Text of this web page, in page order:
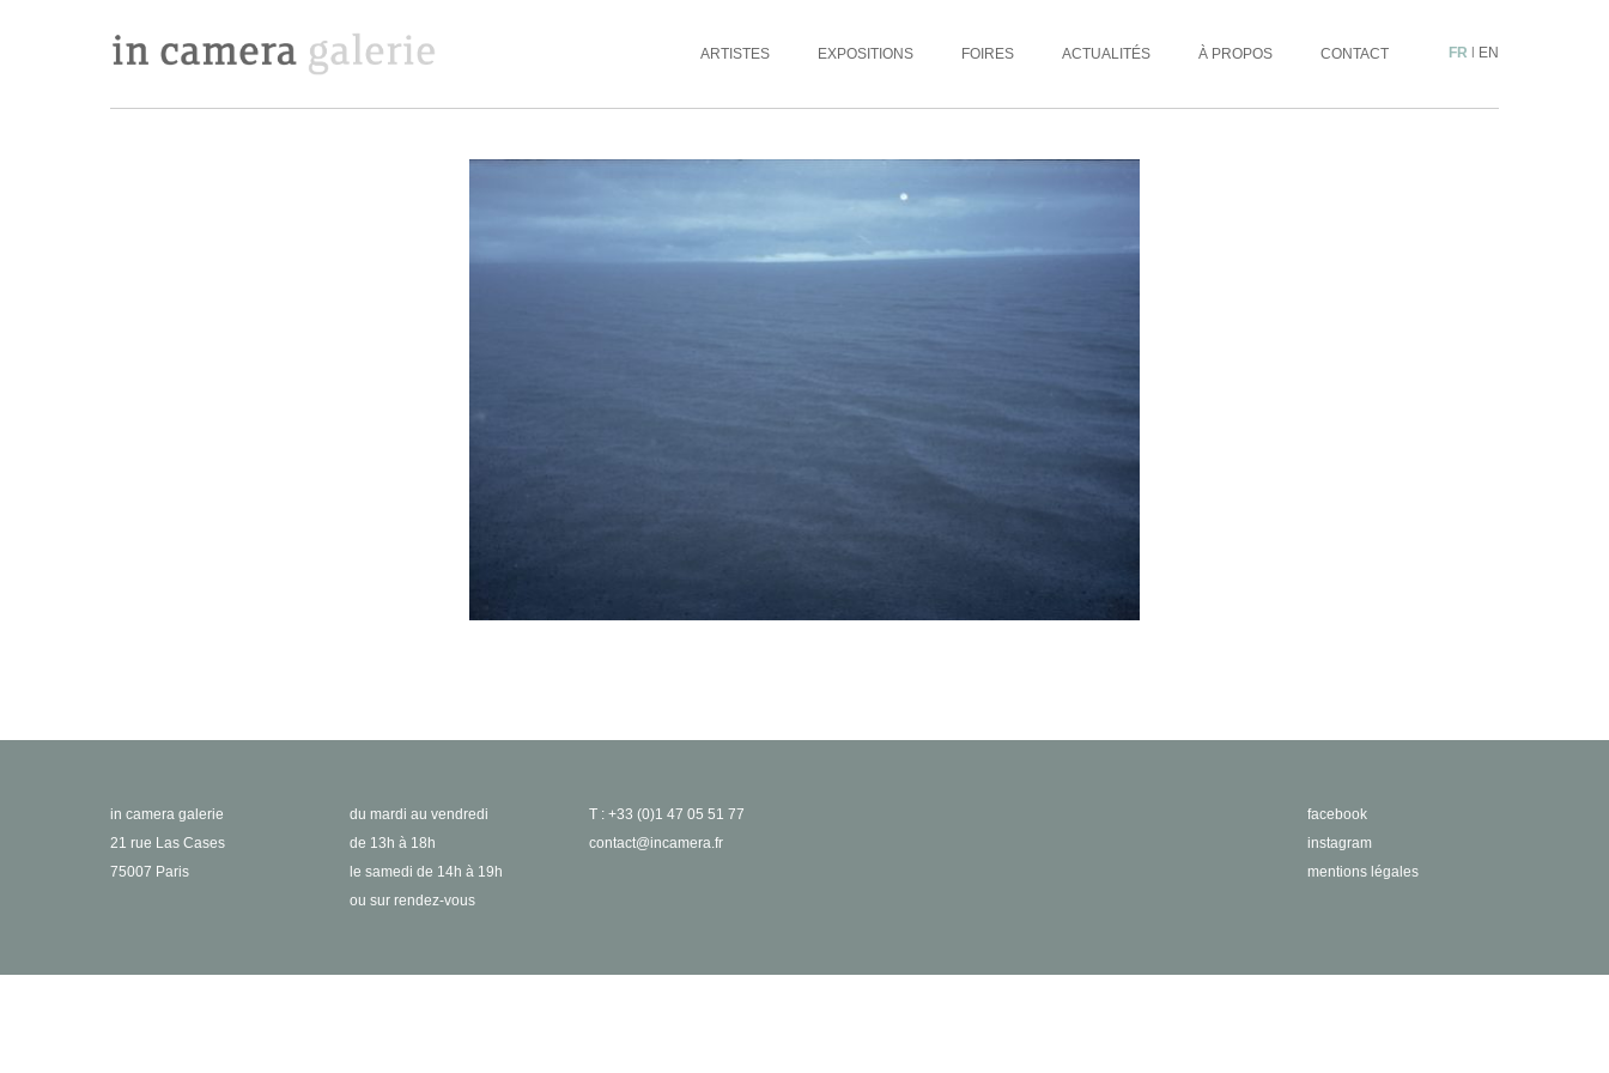
ARTISTES EXPOSITIONS FOIRES ACTUALITÉS À PROPOS CONTACT FR | EN
in camera galerie
21 rue Las Cases
75007 Paris
du mardi au vendredi
de 13h à 18h
le samedi de 14h à 19h
ou sur rendez-vous
T : +33 (0)1 47 05 51 77
contact@incamera.fr
facebook
instagram
mentions légales